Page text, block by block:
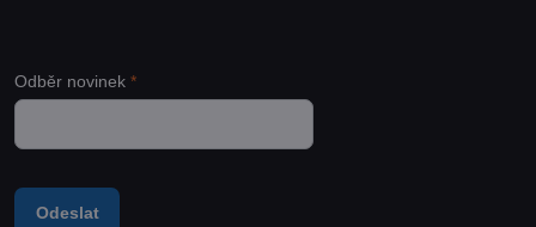
Odběr novinek *
Odeslat